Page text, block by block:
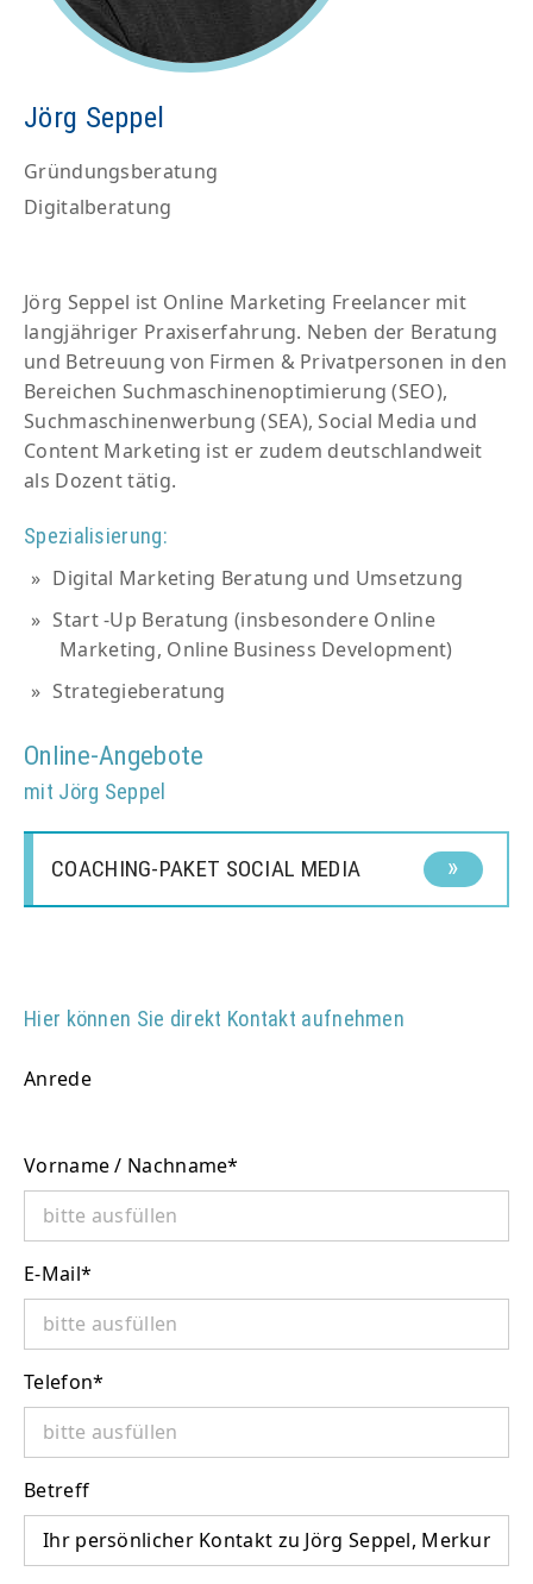
Jörg Seppel
Gründungsberatung
Digitalberatung
Jörg Seppel ist Online Marketing Freelancer mit
langjähriger Praxiserfahrung. Neben der Beratung
und Betreuung von Firmen & Privatpersonen in den
Bereichen Suchmaschinenoptimierung (SEO),
Suchmaschinenwerbung (SEA), Social Media und
Content Marketing ist er zudem deutschlandweit
als Dozent tätig.
Spezialisierung:
Digital Marketing Beratung und Umsetzung
Start -Up Beratung (insbesondere Online
Marketing, Online Business Development)
Strategieberatung
Online-Angebote
mit Jörg Seppel
COACHING-PAKET SOCIAL MEDIA
Hier können Sie direkt Kontakt aufnehmen
Anrede
Vorname / Nachname*
E-Mail*
Telefon*
Betreff